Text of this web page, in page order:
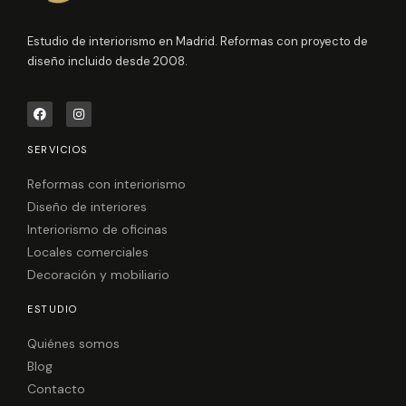
Estudio de interiorismo en Madrid. Reformas con proyecto de
diseño incluido desde 2008.
F
a
c
e
b
o
I
n
s
t
a
r
m
SERVICIOS
Reformas con interiorismo
Diseño de interiores
Interiorismo de oficinas
Locales comerciales
Decoración y mobiliario
ESTUDIO
Quiénes somos
Blog
Contacto